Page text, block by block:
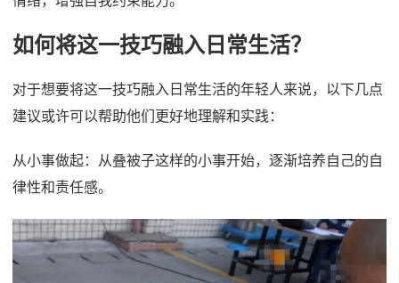
如何将这一技巧融入日常生活？
对于想要将这一技巧融入日常生活的年轻人来说，以下几点
建议或许可以帮助他们更好地理解和实践：
从小事做起：从叠被子这样的小事开始，逐渐培养自己的自
律性和责任感。